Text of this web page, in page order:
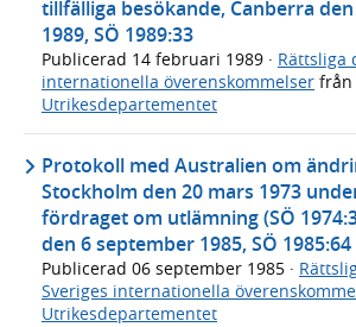
tillfälliga besökande, Canberra
1989, SÖ 1989:33
Publicerad 14 februari 1989 · Rättsliga
internationella överenskommelser från
Utrikesdepartementet
Protokoll med Australien om
Stockholm den 20 mars 1973
fördraget om utlämning (SÖ
den 6 september 1985, SÖ 1985:64
Publicerad 06 september 1985 ·
Sveriges internationella
Utrikesdepartementet